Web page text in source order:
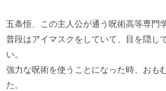
五条悟、この主人公が通う呪術高等専門
普段はアイマスクをしていて、目を隠し
い。
強力な呪術を使うことになった時、おも
た。